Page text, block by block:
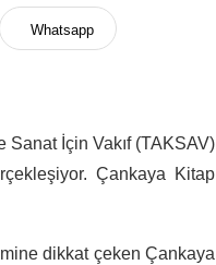
Whatsapp
Sanat İçin Vakıf (TAKSAV)
Çankaya Kitap
dikkat çeken Çankaya